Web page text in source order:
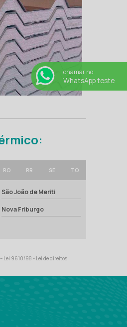
RO RR SE TO
São João de Meriti
Nova Friburgo
Lei 9610/98 - Lei de direitos
chamar no
WhatsApp teste